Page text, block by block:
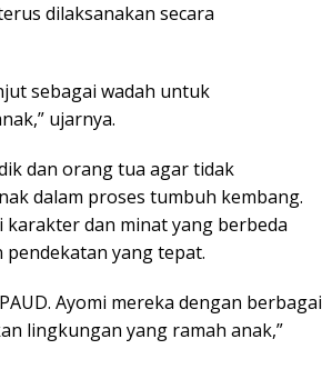
dilaksanakan secara
sebagai wadah untuk
ujarnya.
dan orang tua agar tidak
dalam proses tumbuh kembang.
dan minat yang berbeda
yang tepat.
Ayomi mereka dengan berbagai
lingkungan yang ramah anak,”